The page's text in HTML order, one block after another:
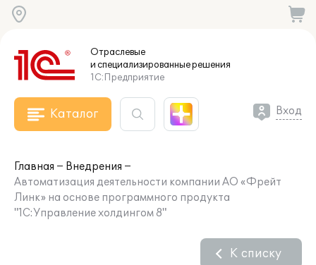
Отраслевые
и специализированныерешения
1С:Предприятие
Каталог Вход
Главная
Внедрения
Автоматизация деятельности компании АО «Фрейт
Линк» на основе программного продукта
"1С:Управление холдингом 8"
К списку